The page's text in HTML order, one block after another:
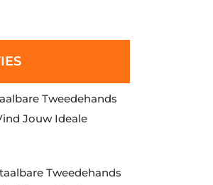
Tweedehands
Jouw Ideale
Tweedehands